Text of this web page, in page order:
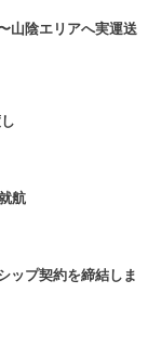
山陰エリアへ実運送
航
ップ契約を締結しま